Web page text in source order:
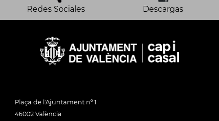
Redes Sociales Descargas
Plaça de l'Ajuntament nº 1
46002 València